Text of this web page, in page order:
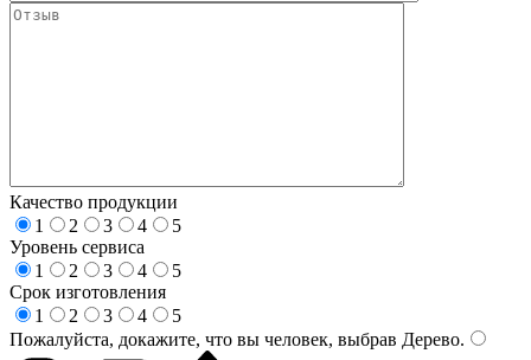
Качество продукции
1
2 3 4
5
Уровень сервиса
1
2 3 4
5
Срок изготовления
1
2 3 4
5
Пожалуйста, докажите, что вы человек, выбрав Дерево.